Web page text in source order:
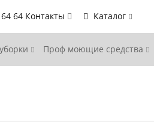
64 Контакты Каталог
Проф моющие средства